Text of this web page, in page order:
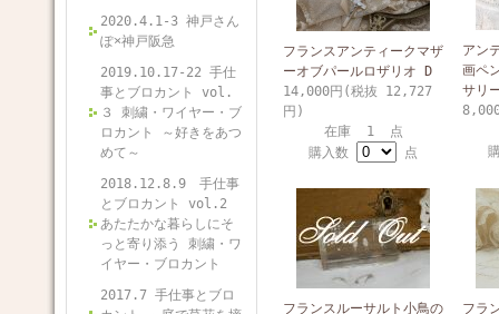
2020.4.1-3 神戸さん
ぽ×神戸阪急
2019.10.17-22 手仕
事とブロカント vol.
３ 刺繍・ワイヤー・ブ
ロカント ～好きをあつ
めて～
2018.12.8.9 手仕事
とブロカント vol.2
あたたかな暮らしにそ
っと寄り添う 刺繍・ワ
イヤー・ブロカント
2017.7 手仕事とブロ
フランスアンティークマザ
ーオブパールロザリオ D
14,000円(税抜 12,727
円)
在庫 1 点
購入数
点
アン
画ペ
サリ
フランスルーサルト小鳥の
フラ